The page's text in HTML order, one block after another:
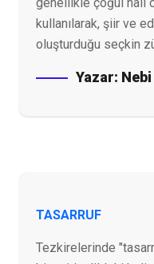
kullanılarak, şiir ve
oluşturduğu seçkin
Yazar:
TASARRUF
Tezkirelerinde